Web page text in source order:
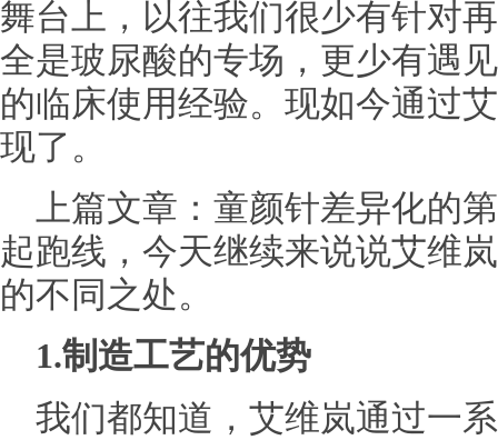
舞台上，以往我们很少有针对
全是玻尿酸的专场，更少有遇
的临床使用经验。现如今通过
现了。
上篇文章：童颜针差异化的
起跑线，今天继续来说说艾维
的不同之处。
1.制造工艺的优势
我们都知道，艾维岚通过一